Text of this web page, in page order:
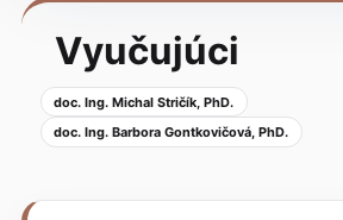
Vyučujúci
doc. Ing. Michal Stričík, PhD.
doc. Ing. Barbora Gontkovičová, PhD.